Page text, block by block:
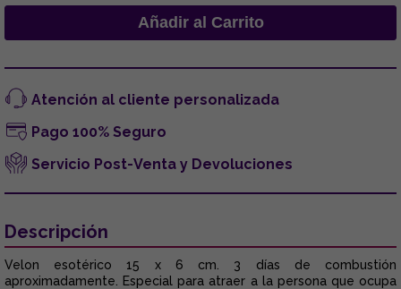
Atención al cliente personalizada
Pago 100% Seguro
Servicio Post-Venta y Devoluciones
Descripción
Velon esotérico 15 x 6 cm. 3 días de combustión
aproximadamente. Especial para atraer a la persona que ocupa